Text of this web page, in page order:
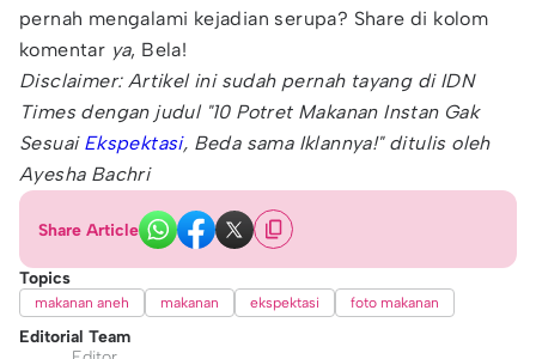
pernah mengalami kejadian serupa? Share di kolom
komentar ya, Bela!
Disclaimer: Artikel ini sudah pernah tayang di IDN
Times dengan judul "10 Potret Makanan Instan Gak
Sesuai Ekspektasi, Beda sama Iklannya!" ditulis oleh
Ayesha Bachri
Share Article
Topics
makanan aneh makanan ekspektasi foto makanan
Editorial Team